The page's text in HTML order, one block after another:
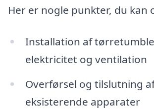
Her er nogle punkter, du kan
Installation af
elektricitet og ventilation
Overførsel og tilslutning
eksisterende apparater